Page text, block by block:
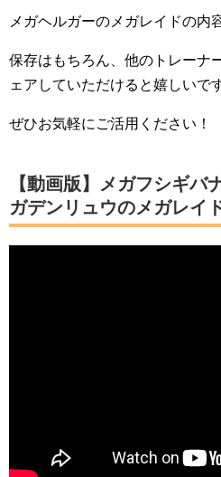
メガヘルガーのメガレイドの内
保存はもちろん、他のトレーナ
ェアしていただけると嬉しいです
ぜひお気軽にご活用ください！
【動画版】メガフシギバ
ガデンリュウのメガレイ